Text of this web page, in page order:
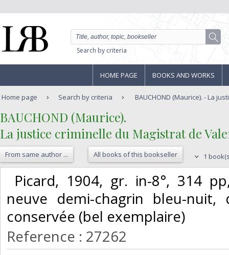
Search by criteria
HOME PAGE BOOKS AND WORKS
Home page Search by criteria BAUCHOND (Maurice). - La
‎BAUCHOND (Maurice).‎
‎La justice criminelle du Magistrat de
From same author ... All books of this bookseller 1
Picard, 1904, gr. in-8°, 314
neuve demi-chagrin bleu-
conservée (bel exemplaire)‎
Reference : 27262